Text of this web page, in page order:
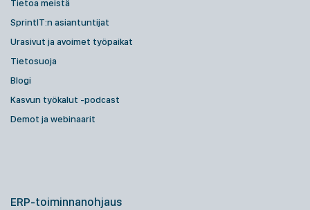
Tietoa meistä
SprintIT:n asiantuntijat
Urasivut ja avoimet työpaikat
Tietosuoja
Blogi
Kasvun työkalut -podcast
Demot ja webinaarit
ERP-toiminnanohjaus